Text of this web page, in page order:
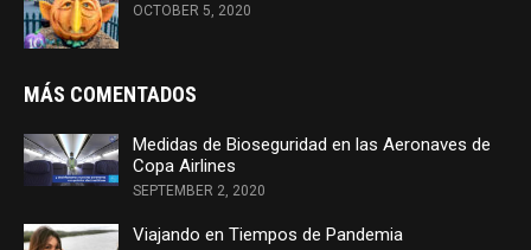
OCTOBER 5, 2020
MÁS COMENTADOS
Medidas de Bioseguridad en las Aeronaves de
Copa Airlines
SEPTEMBER 2, 2020
Viajando en Tiempos de Pandemia